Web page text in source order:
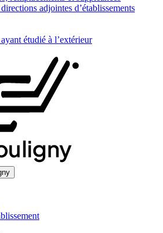
adjointes d’établissements
ayant étudié à l’extérieur